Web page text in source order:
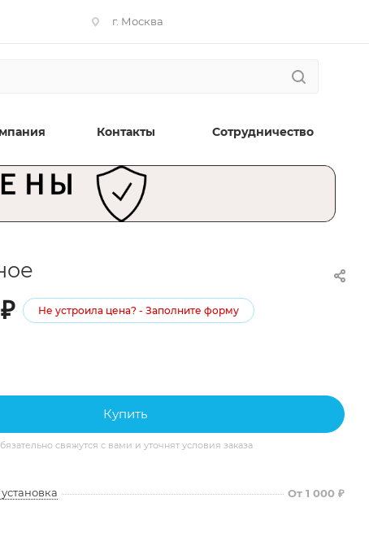
г. Москва
Контакты Сотрудничество
₽ Не устроила цена? - Заполните форму
Купить
свяжутся с вами и уточнят условия заказа
От 1 000 ₽